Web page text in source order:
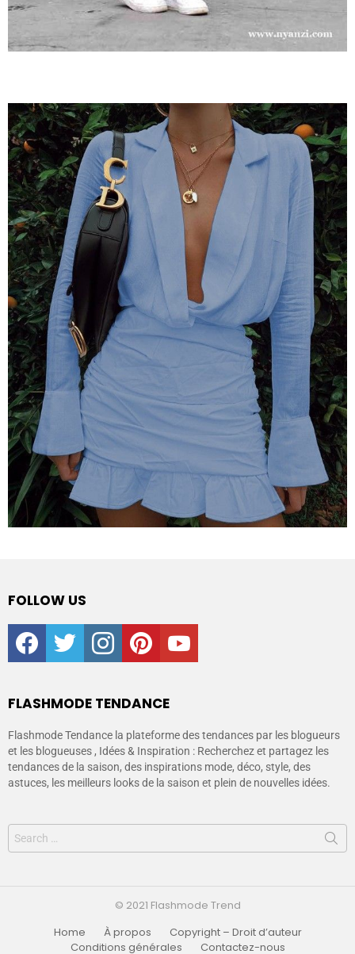
FOLLOW US
facebooktwitter instagrampinterestyoutube
FLASHMODE TENDANCE
Flashmode Tendance la plateforme des tendances par les blogueurs
et les blogueuses , Idées & Inspiration : Recherchez et partagez les
tendances de la saison, des inspirations mode, déco, style, des
astuces, les meilleurs looks de la saison et plein de nouvelles idées.
© 2021 Flashmode Trend
Home
À propos
Copyright – Droit d’auteur
Conditions générales
Contactez-nous